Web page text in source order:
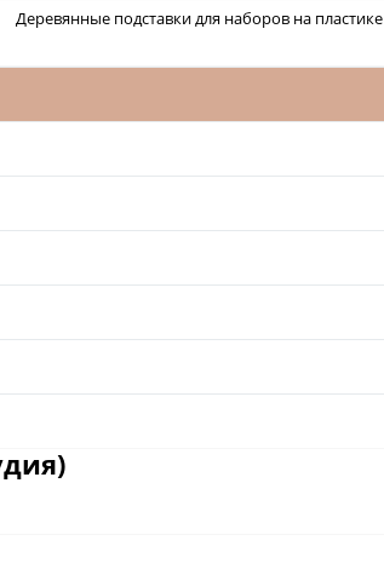
Деревянные подставки для наборов на пластике